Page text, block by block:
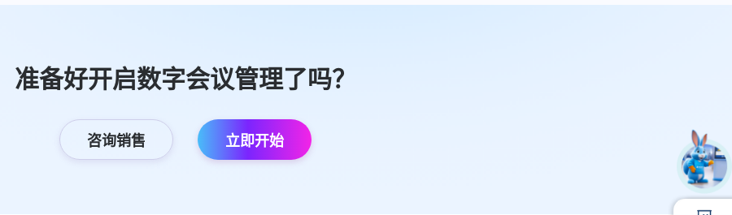
准备好开启数字会议管理了吗？
咨询销售 立即开始